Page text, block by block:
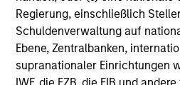
Regierung, einschließlich
Schuldenverwaltung auf
Ebene, Zentralbanken,
supranationaler Einrichtungen
Performanceschwankungen und
Wertentwicklung gelegt. Die
jeder Kategorie erhalten 5
Sterne, die nächsten 35% 3
Sterne und die unteren 10% 1